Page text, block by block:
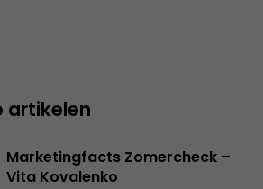
artikelen
Marketingfacts Zomercheck –
Vita Kovalenko